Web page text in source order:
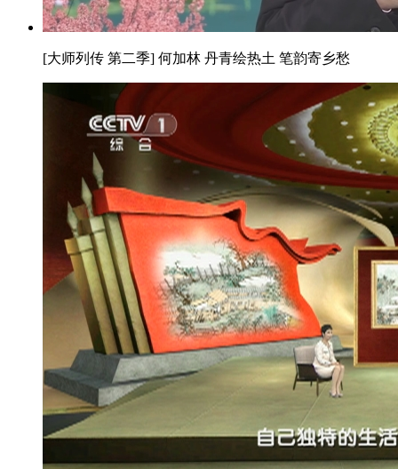
[大师列传 第二季] 何加林 丹青绘热土 笔韵寄乡愁